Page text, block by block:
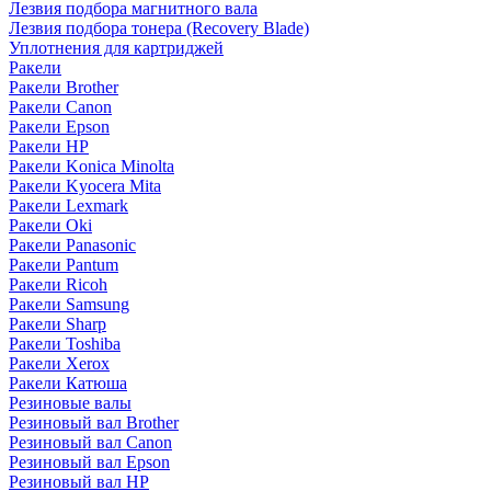
Лезвия подбора магнитного вала
Лезвия подбора тонера (Recovery Blade)
Уплотнения для картриджей
Ракели
Ракели Brother
Ракели Canon
Ракели Epson
Ракели HP
Ракели Konica Minolta
Ракели Kyocera Mita
Ракели Lexmark
Ракели Oki
Ракели Panasonic
Ракели Pantum
Ракели Ricoh
Ракели Samsung
Ракели Sharp
Ракели Toshiba
Ракели Xerox
Ракели Катюша
Резиновые валы
Резиновый вал Brother
Резиновый вал Canon
Резиновый вал Epson
Резиновый вал HP